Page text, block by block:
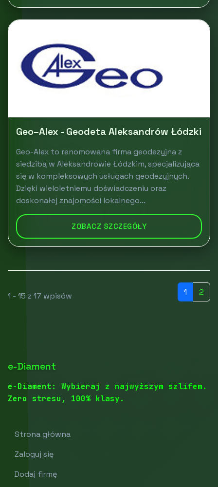
Geo–Alex - Geodeta Aleksandrów Łódzki
Geo-Alex to renomowana firma geodezyjna z
siedzibą w Aleksandrowie Łódzkim, specjalizująca
się w kompleksowych usługach geodezyjnych.
Dzięki wieloletniemu doświadczeniu oraz
doskonałej znajomości lokalnego...
ZOBACZ SZCZEGÓŁY
1 - 15 z 17 wpisów 1 2
e-Diament
e-Diament: Wybieraj z najwyższym szlifem.
Zero stresu, 100% klasy.
Strona główna
Zaloguj się
Dodaj firmę